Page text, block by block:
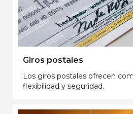
Giros postales
Los giros postales ofrecen
flexibilidad y seguridad.